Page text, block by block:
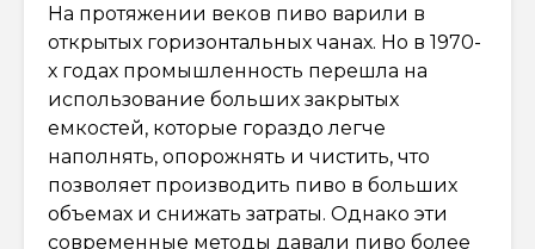
На протяжении веков пиво варили в
открытых горизонтальных чанах. Но в 1970-
х годах промышленность перешла на
использование больших закрытых
емкостей, которые гораздо легче
наполнять, опорожнять и чистить, что
позволяет производить пиво в больших
объемах и снижать затраты. Однако эти
современные методы давали пиво более